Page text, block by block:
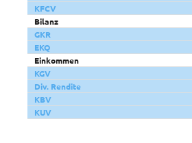
KFCV
Bilanz
GKR
EKQ
Einkommen
KGV
Div. Rendite
KBV
KUV